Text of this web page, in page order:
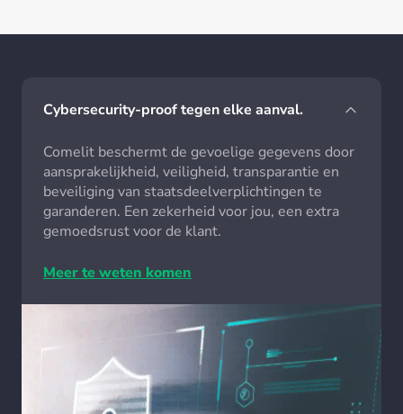
Cybersecurity-proof tegen elke aanval.
Comelit beschermt de gevoelige gegevens door
aansprakelijkheid, veiligheid, transparantie en
beveiliging van staatsdeelverplichtingen te
garanderen. Een zekerheid voor jou, een extra
gemoedsrust voor de klant.
Meer te weten komen